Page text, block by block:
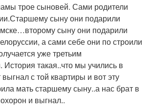
трое сыновей. Сами родители
сыну они подарили
сыну они подарили
а сами себе они по строили
уже третьим
такая..что мы учились в
с той квартиры и вот эту
мать старшему сыну..а нас брат в
и выгнал..